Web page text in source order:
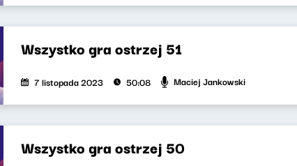
Wszystko gra ostrzej 51
7 listopada 2023 50:08 Maciej Jankowski
Wszystko gra ostrzej 50